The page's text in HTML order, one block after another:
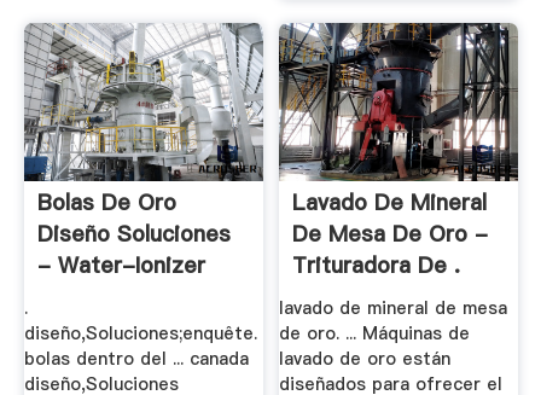
Bolas De Oro
Diseño Soluciones
- Water-Ionizer
.
diseño,Soluciones;enquête.
bolas dentro del ... canada
diseño,Soluciones
Lavado De Mineral
De Mesa De Oro -
Trituradora De .
lavado de mineral de mesa
de oro. ... Máquinas de
lavado de oro están
diseñados para ofrecer el